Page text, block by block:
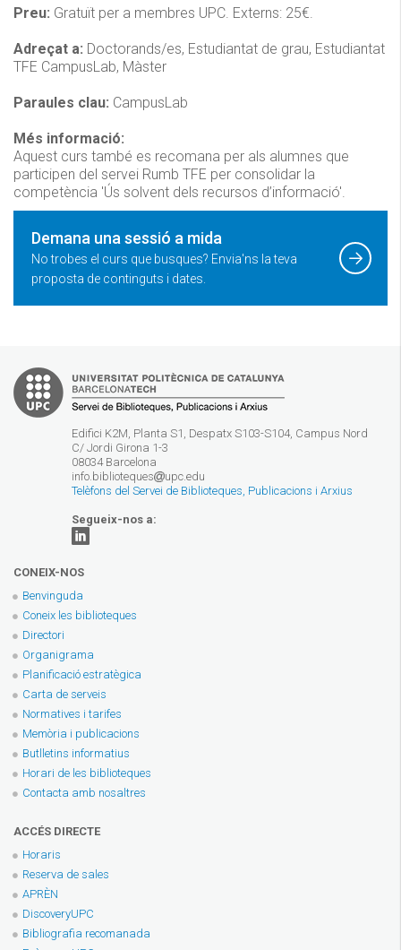
Preu: Gratuït per a membres UPC. Externs: 25€.
Adreçat a: Doctorands/es, Estudiantat de grau, Estudiantat
TFE CampusLab, Màster
Paraules clau: CampusLab
Més informació:
Aquest curs també es recomana per als alumnes que
participen del servei Rumb TFE per consolidar la
competència 'Ús solvent dels recursos d’informació'.
Demana una sessió a mida
No trobes el curs que busques? Envia'ns la teva
proposta de continguts i dates.
Edifici K2M, Planta S1, Despatx S103-S104, Campus Nord
C/ Jordi Girona 1-3
08034 Barcelona
info.biblioteques
upc.edu
Telèfons del Servei de Biblioteques, Publicacions i Arxius
Segueix-nos a:
CONEIX-NOS
Benvinguda
Coneix les biblioteques
Directori
Organigrama
Planificació estratègica
Carta de serveis
Normatives i tarifes
Memòria i publicacions
Butlletins informatius
Horari de les biblioteques
Contacta amb nosaltres
ACCÉS DIRECTE
Horaris
Reserva de sales
APRÈN
DiscoveryUPC
Bibliografia recomanada